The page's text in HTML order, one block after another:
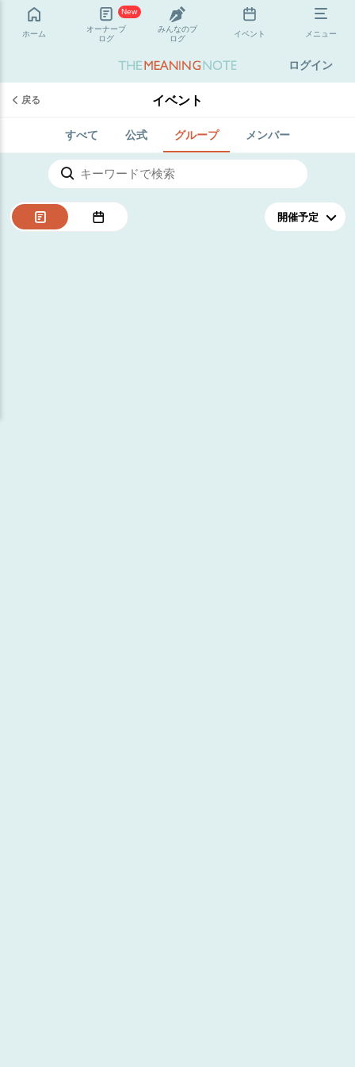
ホーム
New
オーナーブ
ログ
みんなのブ
ログ
イベント メニュー
ログイン
戻る イベント
すべて 公式 グループ メンバー